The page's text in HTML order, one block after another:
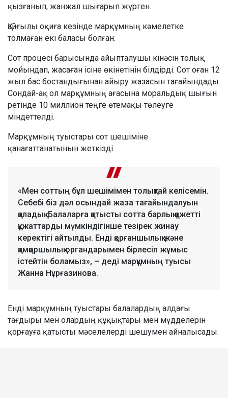
қызғанып, жанжал шығарып жүрген.
Қайғылы оқиға кезінде марқұмның кәмелетке
толмаған екі баласы болған.
Сот процесі барысында айыпталушы кінәсін толық
мойындап, жасаған ісіне өкінетінін білдірді. Сот оған 12
жыл бас бостандығынан айыру жазасын тағайындады.
Сондай-ақ ол марқұмның ағасына моральдық шығын
ретінде 10 миллион теңге өтемақы төлеуге
міндеттелді.
Марқұмның туыстары сот шешіміне
қанағаттанатынын жеткізді.
«Мен соттың бұл шешімімен толықтай келісемін.
Себебі біз дәл осындай жаза тағайындалуын
қаладық. Балаларға қатысты сотта барлық қажетті
құжаттарды мүмкіндігінше тезірек жинау
керектігі айтылды. Енді қорғаншылық және
қамқоршылық органдарымен бірлесіп жұмыс
істейтін боламыз», – деді марқұмның туысы
Жанна Нұрғазинова.
Енді марқұмның туыстары балалардың алдағы
тағдыры мен олардың құқықтары мен мүдделерін
қорғауға қатысты мәселелерді шешумен айналысады.